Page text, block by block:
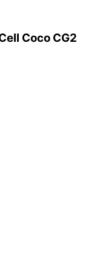
Coco CG2